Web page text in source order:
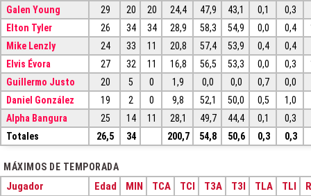
Galen Young
29 20 20 24,4 47,9 43,1 0,1
0,3
Elton Tyler
26 34 34 28,9 58,3 54,9 0,0 0,4
Mike Lenzly
24 33 11 20,8 57,4 53,9 0,4
0,4
Elvis Évora
27 32 11 16,8 56,5 53,3 0,0 0,3
Guillermo Justo
20 5 0 1,9 0,0 0,0 0,7
0,0
Daniel González
19 2 0 9,8 52,1 50,0 0,5
1,0
Alpha Bangura
25 14 11 28,1 49,7 44,4 0,1
0,3
Totales
26,5 34 200,7 54,8 50,6 0,3 0,3
MÁXIMOS DE TEMPORADA
Jugador Edad MIN TCA TCI T3A T3I TLA TLI